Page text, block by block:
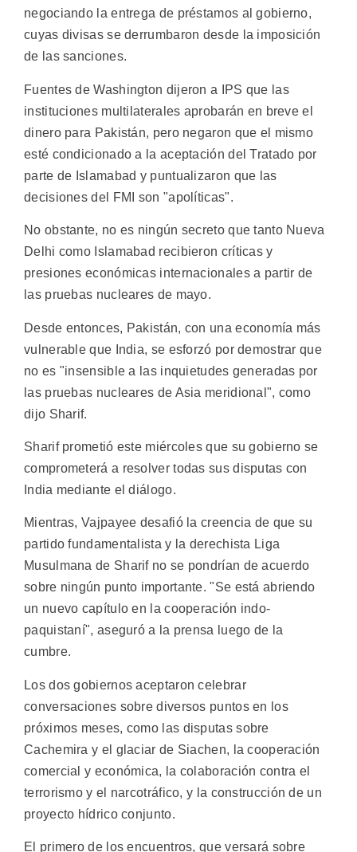
negociando la entrega de préstamos al gobierno,
cuyas divisas se derrumbaron desde la imposición
de las sanciones.
Fuentes de Washington dijeron a IPS que las
instituciones multilaterales aprobarán en breve el
dinero para Pakistán, pero negaron que el mismo
esté condicionado a la aceptación del Tratado por
parte de Islamabad y puntualizaron que las
decisiones del FMI son "apolíticas".
No obstante, no es ningún secreto que tanto Nueva
Delhi como Islamabad recibieron críticas y
presiones económicas internacionales a partir de
las pruebas nucleares de mayo.
Desde entonces, Pakistán, con una economía más
vulnerable que India, se esforzó por demostrar que
no es "insensible a las inquietudes generadas por
las pruebas nucleares de Asia meridional", como
dijo Sharif.
Sharif prometió este miércoles que su gobierno se
comprometerá a resolver todas sus disputas con
India mediante el diálogo.
Mientras, Vajpayee desafió la creencia de que su
partido fundamentalista y la derechista Liga
Musulmana de Sharif no se pondrían de acuerdo
sobre ningún punto importante. "Se está abriendo
un nuevo capítulo en la cooperación indo-
paquistaní", aseguró a la prensa luego de la
cumbre.
Los dos gobiernos aceptaron celebrar
conversaciones sobre diversos puntos en los
próximos meses, como las disputas sobre
Cachemira y el glaciar de Siachen, la cooperación
comercial y económica, la colaboración contra el
terrorismo y el narcotráfico, y la construcción de un
proyecto hídrico conjunto.
El primero de los encuentros, que versará sobre